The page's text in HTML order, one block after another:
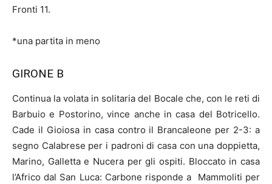
Fronti 11.
*una partita in meno
GIRONE B
Continua la volata in solitaria del Bocale che, con le reti di
Barbuio e Postorino, vince anche in casa del Botricello.
Cade il Gioiosa in casa contro il Brancaleone per 2-3: a
segno Calabrese per i padroni di casa con una doppietta,
Marino, Galletta e Nucera per gli ospiti. Bloccato in casa
l’Africo dal San Luca: Carbone risponde a Mammoliti per